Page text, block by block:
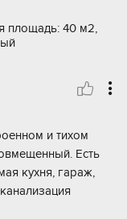
площадь: 40 м2,
и тиxом
Еcть
куxня, гараж,